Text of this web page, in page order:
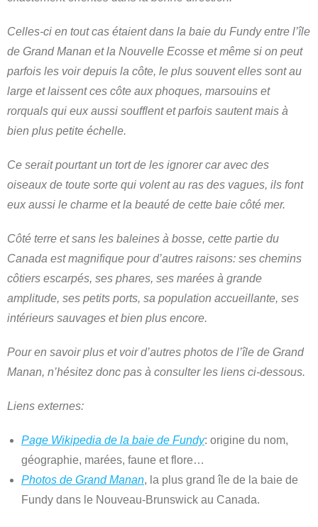
Celles-ci en tout cas étaient dans la baie du Fundy entre l’île
de Grand Manan et la Nouvelle Ecosse et même si on peut
parfois les voir depuis la côte, le plus souvent elles sont au
large et laissent ces côte aux phoques, marsouins et
rorquals qui eux aussi soufflent et parfois sautent mais à
bien plus petite échelle.
Ce serait pourtant un tort de les ignorer car avec des
oiseaux de toute sorte qui volent au ras des vagues, ils font
eux aussi le charme et la beauté de cette baie côté mer.
Côté terre et sans les baleines à bosse, cette partie du
Canada est magnifique pour d’autres raisons: ses chemins
côtiers escarpés, ses phares, ses marées à grande
amplitude, ses petits ports, sa population accueillante, ses
intérieurs sauvages et bien plus encore.
Pour en savoir plus et voir d’autres photos de l’île de Grand
Manan, n’hésitez donc pas à consulter les liens ci-dessous.
Liens externes:
Page Wikipedia de la baie de Fundy: origine du nom,
géographie, marées, faune et flore…
Photos de Grand Manan, la plus grand île de la baie de
Fundy dans le Nouveau-Brunswick au Canada.